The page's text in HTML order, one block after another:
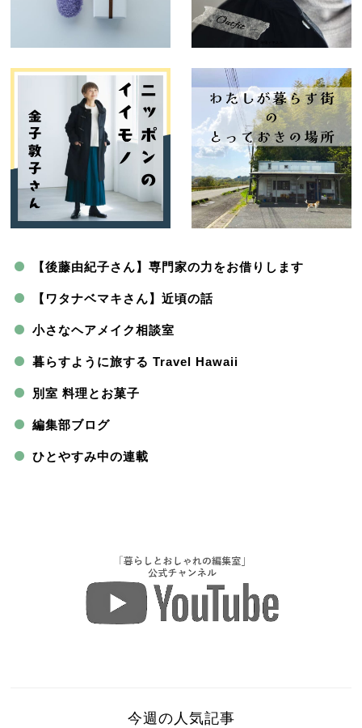
【後藤由紀子さん】専門家の力をお借りします
【ワタナベマキさん】近頃の話
小さなヘアメイク相談室
暮らすように旅する Travel Hawaii
別室 料理とお菓子
編集部ブログ
ひとやすみ中の連載
今週の人気記事